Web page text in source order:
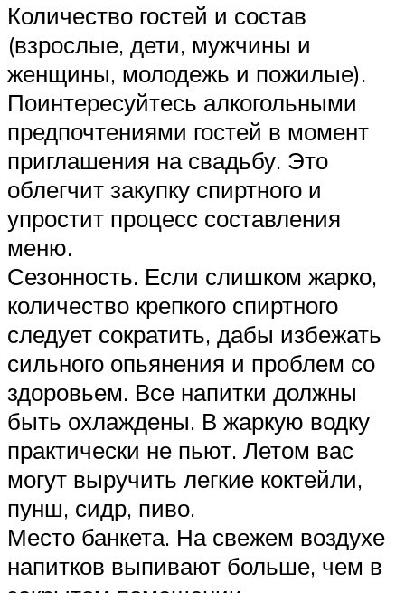
Количество гостей и состав
(взрослые, дети, мужчины и
женщины, молодежь и пожилые).
Поинтересуйтесь алкогольными
предпочтениями гостей в момент
приглашения на свадьбу. Это
облегчит закупку спиртного и
упростит процесс составления
меню.
Сезонность. Если слишком жарко,
количество крепкого спиртного
следует сократить, дабы избежать
сильного опьянения и проблем со
здоровьем. Все напитки должны
быть охлаждены. В жаркую водку
практически не пьют. Летом вас
могут выручить легкие коктейли,
пунш, сидр, пиво.
Место банкета. На свежем воздухе
напитков выпивают больше, чем в